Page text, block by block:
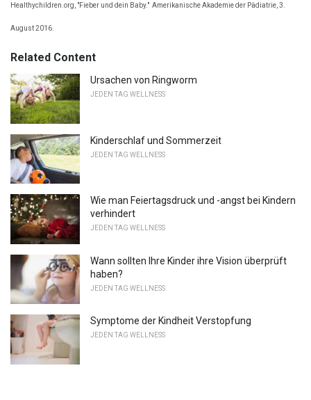
Healthychildren.org, "Fieber und dein Baby." Amerikanische Akademie der Pädiatrie, 3.
August 2016.
Related Content
Ursachen von Ringworm
JEDEN TAG WELLNESS
Kinderschlaf und Sommerzeit
JEDEN TAG WELLNESS
Wie man Feiertagsdruck und -angst bei Kindern
verhindert
JEDEN TAG WELLNESS
Wann sollten Ihre Kinder ihre Vision überprüft
haben?
JEDEN TAG WELLNESS
Symptome der Kindheit Verstopfung
JEDEN TAG WELLNESS